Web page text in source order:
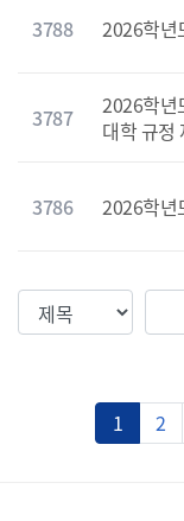
3788 2026학년
3787
2026학년
대학 규정
3786 2026학년
검색조건 검색값
1 2